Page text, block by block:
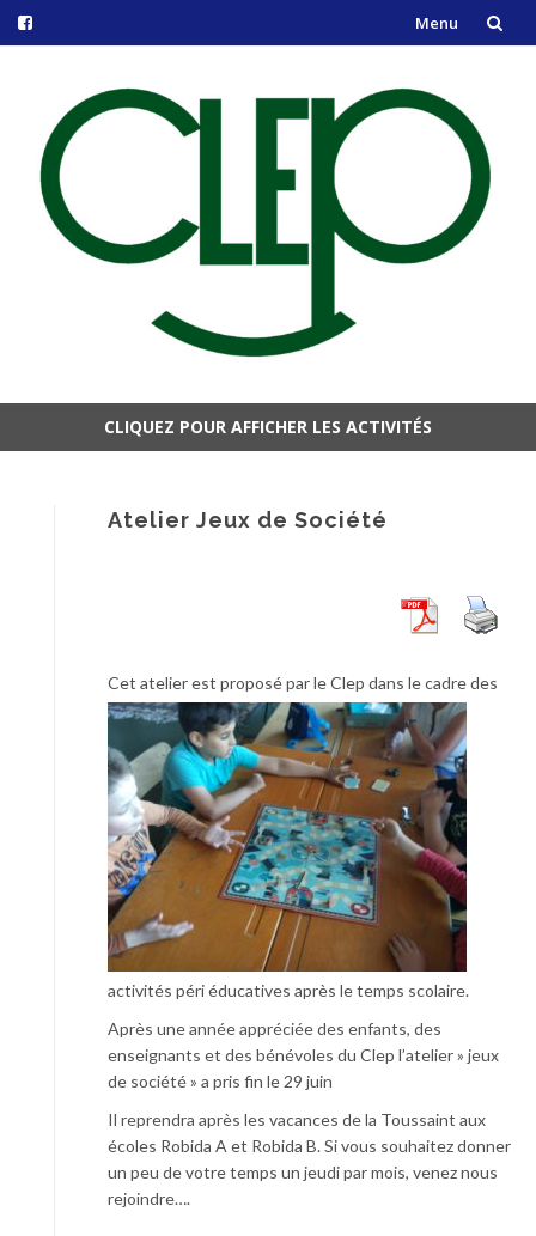
Menu
contenu
CLIQUEZ POUR AFFICHER LES ACTIVITÉS
Atelier Jeux de Société
Cet atelier est proposé par le Clep dans le cadre des
activités péri éducatives après le temps scolaire.
Après une année appréciée des enfants, des
enseignants et des bénévoles du Clep l’atelier » jeux
de société » a pris fin le 29 juin
Il reprendra après les vacances de la Toussaint aux
écoles Robida A et Robida B. Si vous souhaitez donner
un peu de votre temps un jeudi par mois, venez nous
rejoindre….